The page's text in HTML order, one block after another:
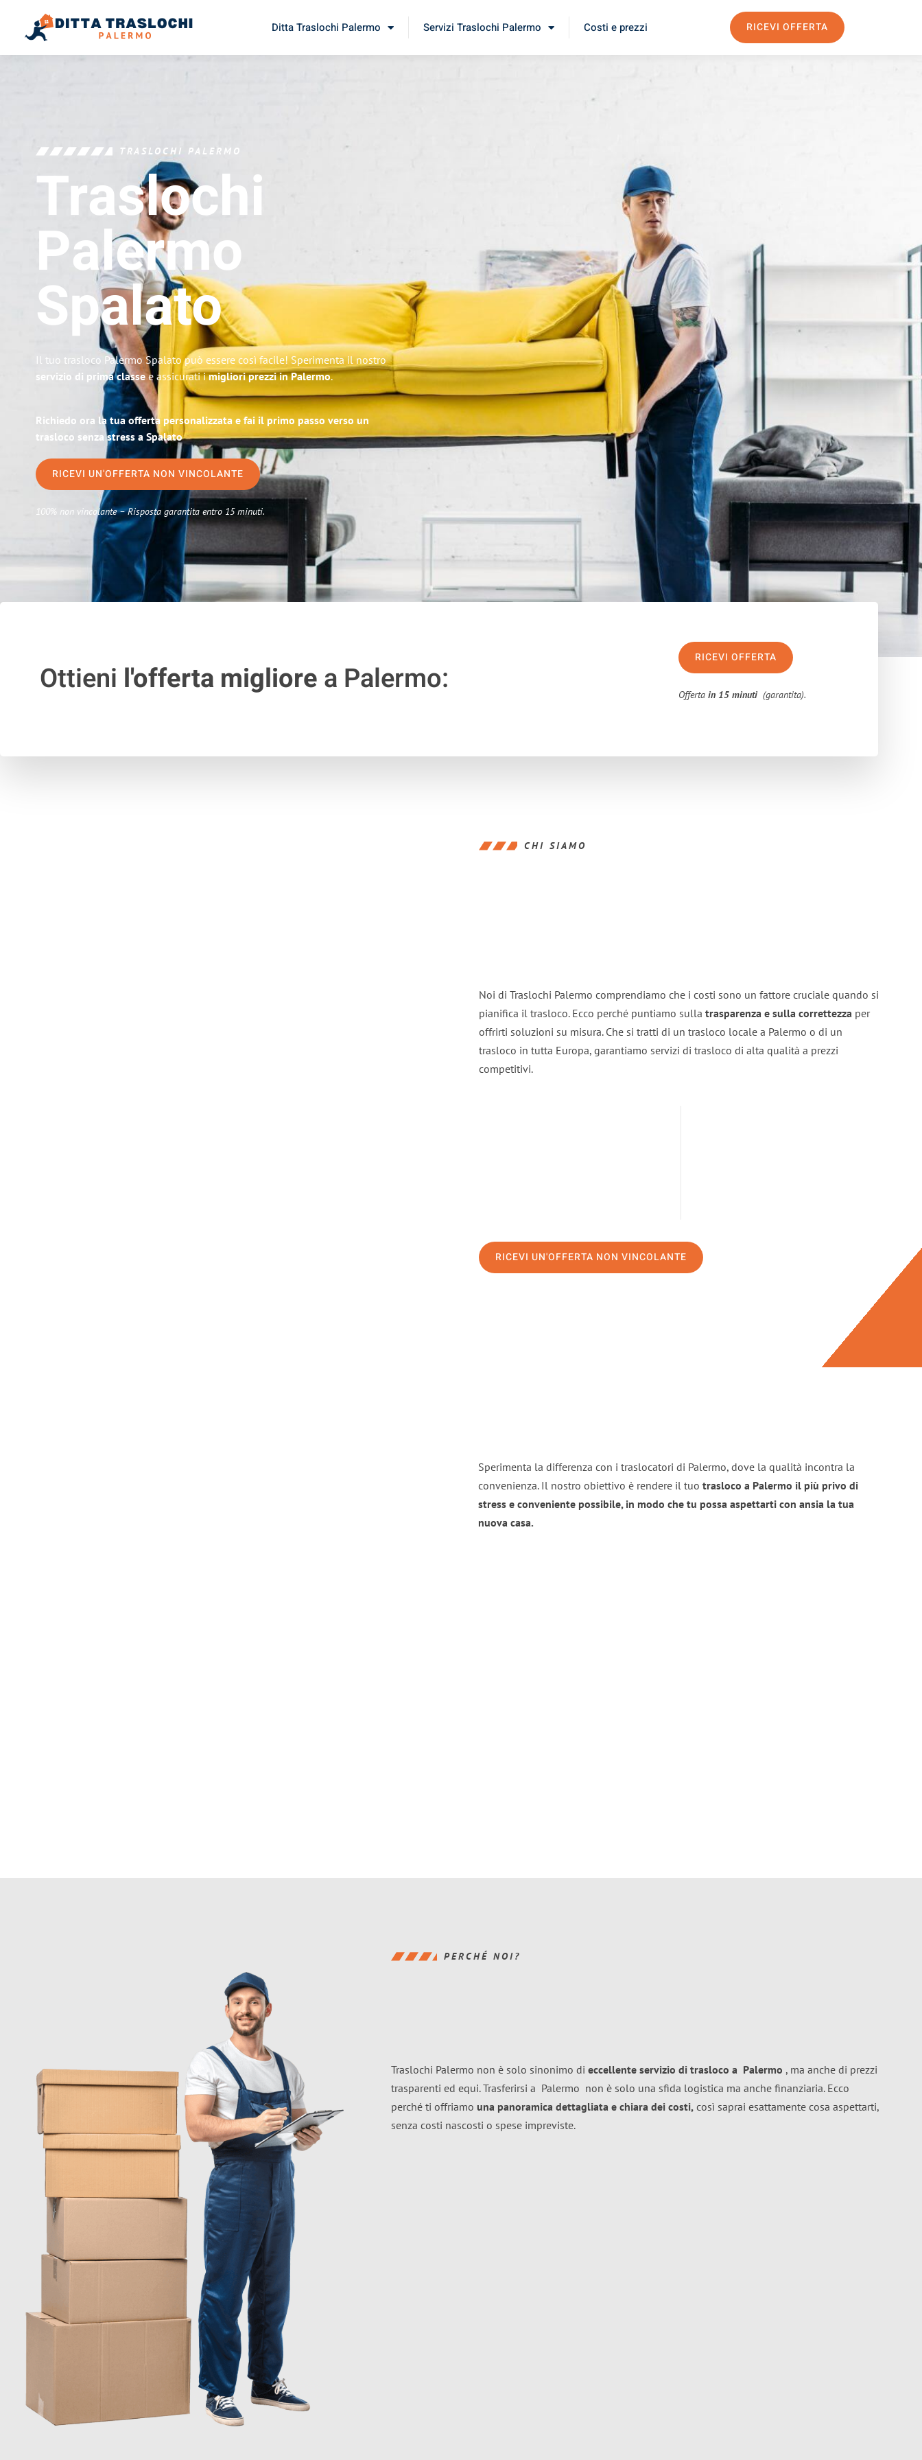
Ditta Traslochi Palermo Servizi Traslochi Palermo Costi e prezzi RICEVI OFFERTA
TRASLOCHI PALERMO
Traslochi
Palermo
Spalato
Il tuo trasloco Palermo Spalato può essere così facile! Sperimenta il nostro
servizio di prima classee assicurati imigliori prezzi in Palermo.
Richiedo ora la tua offerta personalizzata e fai il primo passo verso un
trasloco senza stress a Spalato
RICEVI UN'OFFERTA NON VINCOLANTE
100% non vincolante – Risposta garantita entro 15 minuti.
Ottieni l'offerta migliorea Palermo:
RICEVI OFFERTA
Offertain 15 minuti (garantita).
CHI SIAMO
Noi di Traslochi Palermo comprendiamo che i costi sono un fattore cruciale quando si
pianifica il trasloco. Ecco perché puntiamo sulla trasparenza e sulla correttezza per
offrirti soluzioni su misura. Che si tratti di un trasloco locale a Palermo o di un
trasloco in tutta Europa, garantiamo servizi di trasloco di alta qualità a prezzi
competitivi.
RICEVI UN'OFFERTA NON VINCOLANTE
Sperimenta la differenza con i traslocatori di Palermo, dove la qualità incontra la
convenienza. Il nostro obiettivo è rendere il tuo trasloco a Palermo il più privo di
stress e conveniente possibile, in modo che tu possa aspettarti con ansia la tua
nuova casa.
PERCHÉ NOI?
Traslochi Palermo non è solo sinonimo di eccellente servizio di trasloco a Palermo , ma anche di prezzi
trasparenti ed equi. Trasferirsi a Palermo non è solo una sfida logistica ma anche finanziaria. Ecco
perché ti offriamo una panoramica dettagliata e chiara dei costi, così saprai esattamente cosa aspettarti,
senza costi nascosti o spese impreviste.